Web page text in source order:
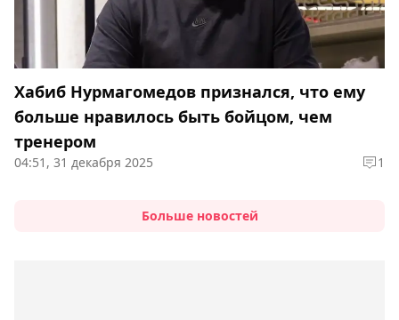
Хабиб Нурмагомедов признался, что ему
больше нравилось быть бойцом, чем
тренером
04:51, 31 декабря 2025 1
Больше новостей